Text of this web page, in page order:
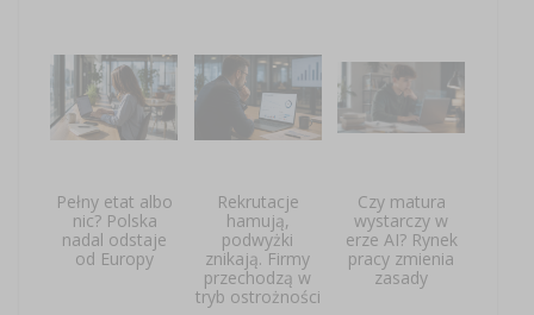
Pełny etat albo
nic? Polska
nadal odstaje
od Europy
Rekrutacje
hamują,
podwyżki
znikają. Firmy
przechodzą w
tryb ostrożności
Czy matura
wystarczy w
erze AI? Rynek
pracy zmienia
zasady